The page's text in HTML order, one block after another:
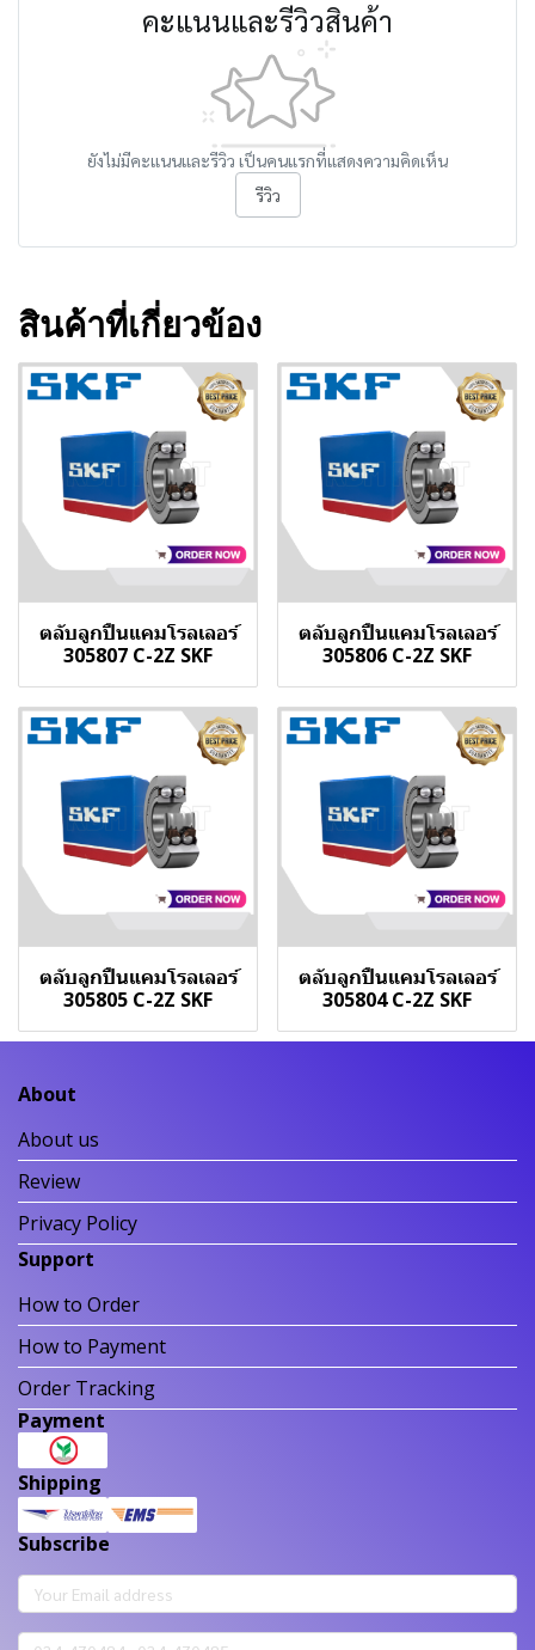
คะแนนและรีวิวสินค้า
ยังไม่มีคะแนนและรีวิว เป็นคนแรกที่แสดงความคิดเห็น
รีวิว
สินค้าที่เกี่ยวข้อง
ตลับลูกปืนแคมโรลเลอร์
305807 C-2Z SKF
ตลับลูกปืนแคมโรลเลอร์
305806 C-2Z SKF
ตลับลูกปืนแคมโรลเลอร์
305805 C-2Z SKF
ตลับลูกปืนแคมโรลเลอร์
305804 C-2Z SKF
About
About us
Review
Privacy Policy
Support
How to Order
How to Payment
Order Tracking
Payment
Shipping
Subscribe